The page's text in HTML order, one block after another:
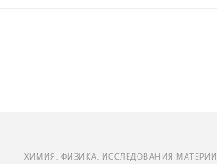
ХИМИЯ, ФИЗИКА, ИССЛЕДОВАНИЯ МАТЕРИИ